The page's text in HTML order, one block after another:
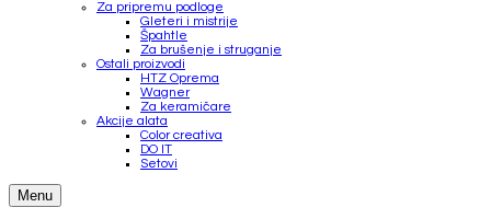
Za pripremu podloge
Gleteri i mistrije
Špahtle
Za brušenje i struganje
Ostali proizvodi
HTZ Oprema
Wagner
Za keramičare
Akcije alata
Color creativa
DO IT
Setovi
Menu